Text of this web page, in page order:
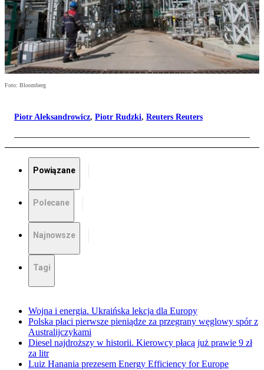
Foto: Bloomberg
Piotr Aleksandrowicz, Piotr Rudzki, Reuters Reuters
Powiązane
Polecane
Najnowsze
Tagi
Wojna i energia. Ukraińska lekcja dla Europy
Polska płaci pierwsze pieniądze za przegrany węglowy spór z
Australijczykami
Diesel najdroższy w historii. Kierowcy płacą już prawie 9 zł
za litr
Luiz Hanania prezesem Energy Efficiency for Europe